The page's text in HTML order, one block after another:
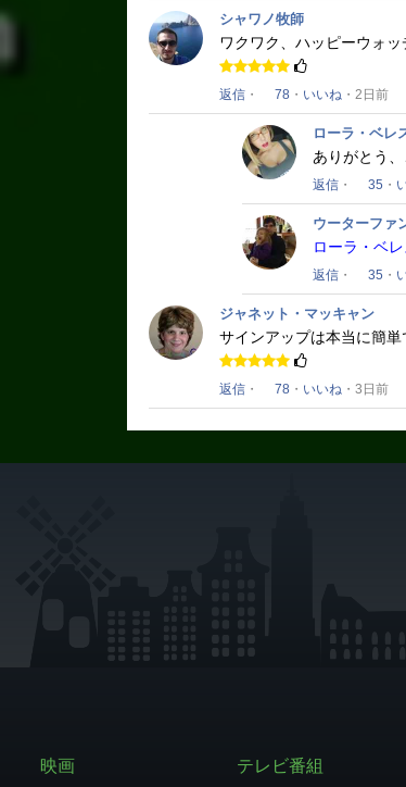
シャワノ牧師
ワクワク、ハッピーウォッ
返信 ・ 78 ・ いいね ・2日前
ローラ・ベレ
ありがとう
返信 ・ 35 ・
ウーターファ
ローラ・ベ
返信 ・ 35 ・
ジャネット・マッキャン
サインアップは本当に簡単
返信 ・ 78 ・ いいね ・3日前
映画 テレビ番組